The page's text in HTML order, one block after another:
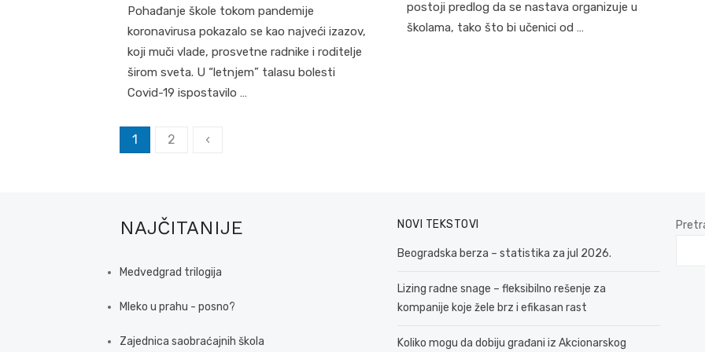
Pohađanje škole tokom pandemije
koronavirusa pokazalo se kao najveći izazov,
koji muči vlade, prosvetne radnike i roditelje
širom sveta. U “letnjem” talasu bolesti
Covid-19 ispostavilo …
postoji predlog da se nastava organizuje u
školama, tako što bi učenici od …
Posts
1 2 ‹
NAJČITANIJE
Medvedgrad trilogija
Mleko u prahu - posno?
Zajednica saobraćajnih škola
NOVI TEKSTOVI
Beogradska berza – statistika za jul 2026.
Lizing radne snage – fleksibilno rešenje za
kompanije koje žele brz i efikasan rast
Koliko mogu da dobiju građani iz Akcionarskog